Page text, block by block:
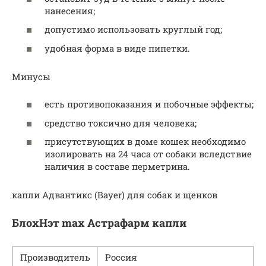
нанесения;
допустимо использовать круглый год;
удобная форма в виде пипетки.
Минусы
есть противопоказания и побочные эффекты;
средство токсично для человека;
присутствующих в доме кошек необходимо
изолировать на 24 часа от собаки вследствие
наличия в составе перметрина.
капли Адвантикс (Bayer) для собак и щенков
БлохНэт max Астрафарм капли
Производитель Россия